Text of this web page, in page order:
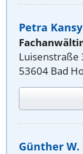
Petra Kansy
Luisenstraße
53604 Bad
Günther W.